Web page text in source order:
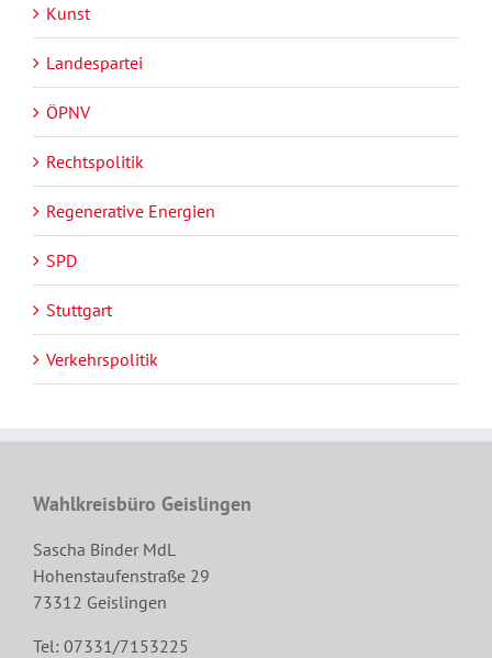
Kunst
Landespartei
ÖPNV
Rechtspolitik
Regenerative Energien
SPD
Stuttgart
Verkehrspolitik
Wahlkreisbüro Geislingen
Sascha Binder MdL
Hohenstaufenstraße 29
73312 Geislingen
Tel: 07331/7153225